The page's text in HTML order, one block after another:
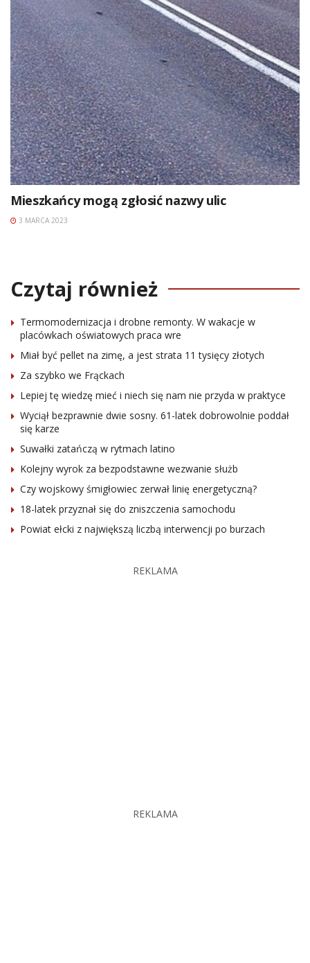
Mieszkańcy mogą zgłosić nazwy ulic
3 MARCA 2023
Czytaj również
Termomodernizacja i drobne remonty. W wakacje w
placówkach oświatowych praca wre
Miał być pellet na zimę, a jest strata 11 tysięcy złotych
Za szybko we Frąckach
Lepiej tę wiedzę mieć i niech się nam nie przyda w praktyce
Wyciął bezprawnie dwie sosny. 61-latek dobrowolnie poddał
się karze
Suwałki zatańczą w rytmach latino
Kolejny wyrok za bezpodstawne wezwanie służb
Czy wojskowy śmigłowiec zerwał linię energetyczną?
18-latek przyznał się do zniszczenia samochodu
Powiat ełcki z największą liczbą interwencji po burzach
REKLAMA
REKLAMA